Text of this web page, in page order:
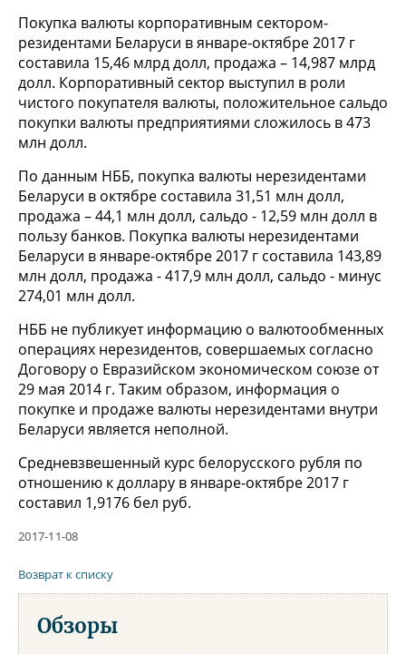
Покупка валюты корпоративным сектором-
резидентами Беларуси в январе-октябре 2017 г
составила 15,46 млрд долл, продажа – 14,987 млрд
долл. Корпоративный сектор выступил в роли
чистого покупателя валюты, положительное сальдо
покупки валюты предприятиями сложилось в 473
млн долл.
По данным НББ, покупка валюты нерезидентами
Беларуси в октябре составила 31,51 млн долл,
продажа – 44,1 млн долл, сальдо - 12,59 млн долл в
пользу банков. Покупка валюты нерезидентами
Беларуси в январе-октябре 2017 г составила 143,89
млн долл, продажа - 417,9 млн долл, сальдо - минус
274,01 млн долл.
НББ не публикует информацию о валютообменных
операциях нерезидентов, совершаемых согласно
Договору о Евразийском экономическом союзе от
29 мая 2014 г. Таким образом, информация о
покупке и продаже валюты нерезидентами внутри
Беларуси является неполной.
Средневзвешенный курс белорусского рубля по
отношению к доллару в январе-октябре 2017 г
составил 1,9176 бел руб.
2017-11-08
Возврат к списку
Обзоры